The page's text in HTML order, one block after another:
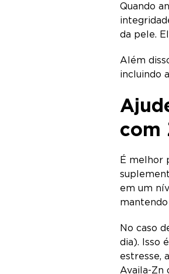
Quando
da pele.
Além
incluindo
com
É melhor
em um
No caso
dia). Isso
estresse,
Availa-Zn